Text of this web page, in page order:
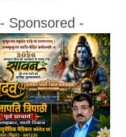
- Sponsored -